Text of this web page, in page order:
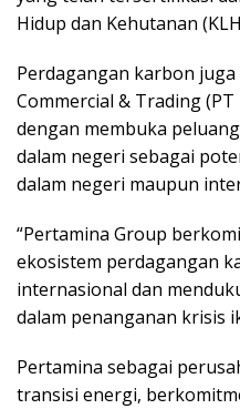
Hidup dan Kehutanan
Perdagangan karbon
Commercial & Trading
dengan membuka
dalam negeri sebagai
dalam negeri maupun
“Pertamina Group
ekosistem perdagangan
internasional dan
dalam penanganan krisis
Pertamina sebagai
transisi energi,